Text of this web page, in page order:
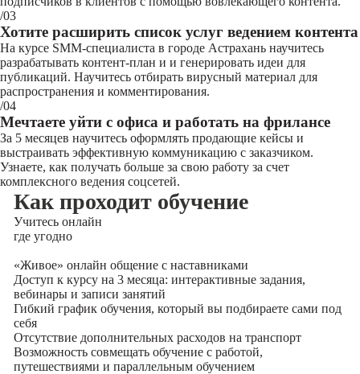
/03
Хотите расширить список услуг ведением контента
На курсе SMM-специалиста в городе Астрахань научитесь
разрабатывать контент-план и и генерировать идеи для
публикаций. Научитесь отбирать вирусный материал для
распространения и комментирования.
/04
Мечтаете уйти с офиса и работать на фрилансе
За 5 месяцев научитесь оформлять продающие кейсы и
выстраивать эффективную коммуникацию с заказчиком.
Узнаете, как получать больше за свою работу за счет
комплексного ведения соцсетей.
Как проходит обучение
Учитесь онлайн
где угодно
«Живое» онлайн общение с наставниками
Доступ к курсу на 3 месяца: интерактивные задания,
вебинары и записи занятий
Гибкий график обучения, который вы подбираете сами под
себя
Отсутствие дополнительных расходов на транспорт
Возможность совмещать обучение с работой,
путешествиями и параллельным обучением